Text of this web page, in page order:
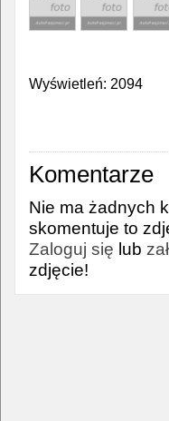
Wyświetleń: 2094
Komentarze
Nie ma żadnych
skomentuje to
Zaloguj się lub
zdjęcie!